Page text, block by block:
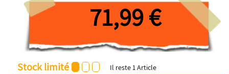
71,99 €
Stock limité Il reste1Article